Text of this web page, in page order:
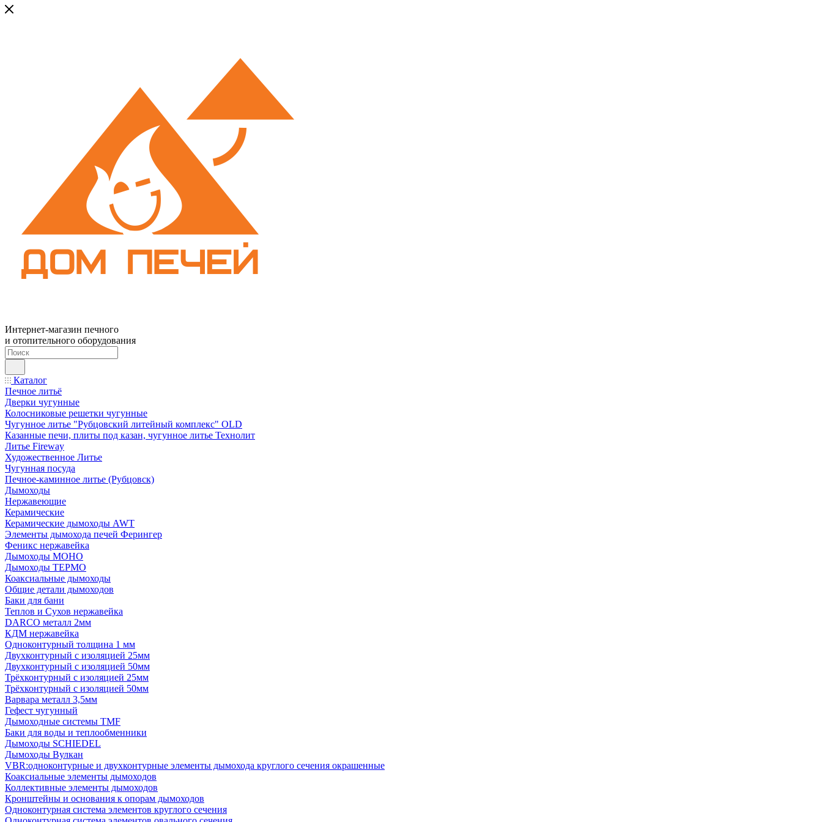
Интернет-магазин печного
и отопительного оборудования
Каталог
Печное литьё
Дверки чугунные
Колосниковые решетки чугунные
Чугунное литье "Рубцовский литейный комплекс" OLD
Казанные печи, плиты под казан, чугунное литье Технолит
Литье Fireway
Художественное Литье
Чугунная посуда
Печное-каминное литье (Рубцовск)
Дымоходы
Нержавеющие
Керамические
Керамические дымоходы AWT
Элементы дымохода печей Ферингер
Феникс нержавейка
Дымоходы МОНО
Дымоходы ТЕРМО
Коаксиальные дымоходы
Общие детали дымоходов
Баки для бани
Теплов и Сухов нержавейка
DARCO металл 2мм
КДМ нержавейка
Одноконтурный толщина 1 мм
Двухконтурный с изоляцией 25мм
Двухконтурный с изоляцией 50мм
Трёхконтурный с изоляцией 25мм
Трёхконтурный с изоляцией 50мм
Варвара металл 3,5мм
Гефест чугунный
Дымоходные системы TMF
Баки для воды и теплообменники
Дымоходы SCHIEDEL
Дымоходы Вулкан
VBR:одноконтурные и двухконтурные элементы дымохода круглого сечения окрашенные
Коаксиальные элементы дымоходов
Коллективные элементы дымоходов
Кронштейны и основания к опорам дымоходов
Одноконтурная система элементов круглого сечения